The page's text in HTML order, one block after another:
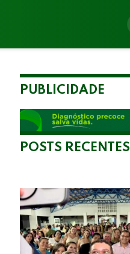
PUBLICIDADE
POSTS RECENTES